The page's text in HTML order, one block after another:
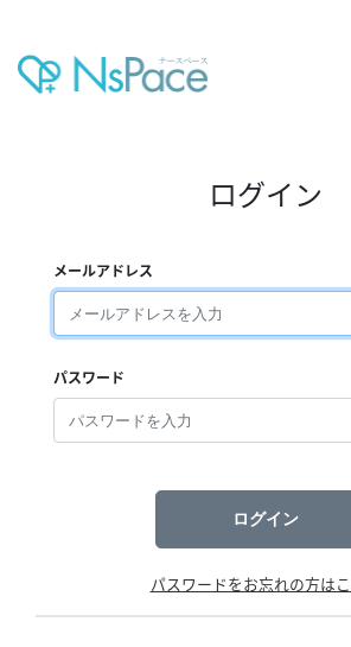
ログイン
メールアドレス
パスワード
ログイン
パスワードをお忘れの方は